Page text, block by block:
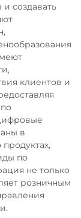
создавать
клиентов и
в
по
не только
розничным